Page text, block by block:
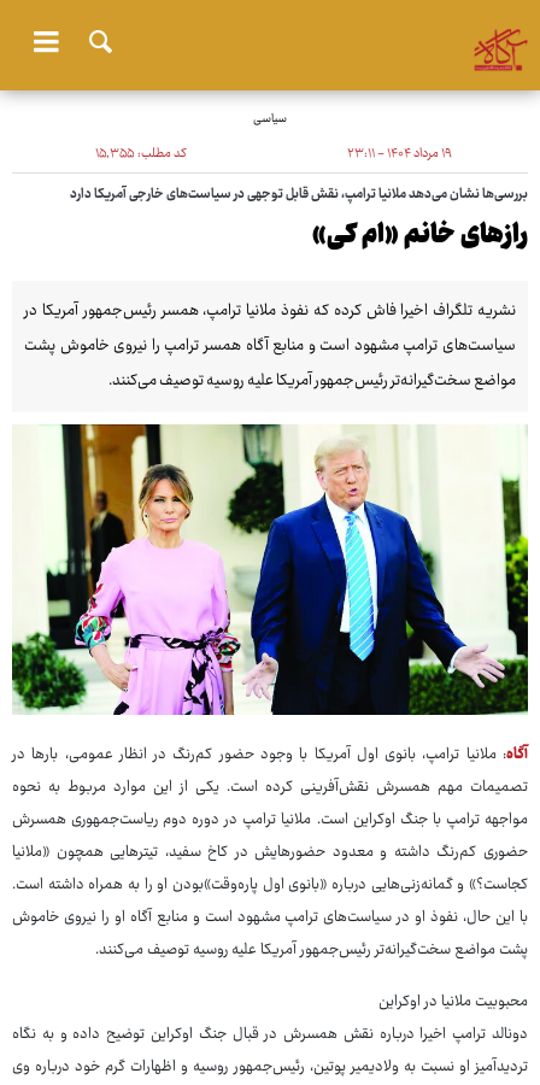
سیاسی
۱۹ مرداد ۱۴۰۴ - ۲۳:۱۱ کد مطلب:۱۵٬۳۵۵
بررسی‌ها نشان می‌دهد ملانیا ترامپ، نقش قابل توجهی در سیاست‌های خارجی آمریکا دارد
رازهای خانم «ام کی»
نشریه تلگراف اخیرا فاش کرده که نفوذ ملانیا ترامپ، همسر رئیس‌جمهور آمریکا در
سیاست‌های ترامپ مشهود است و منابع آگاه همسر ترامپ را نیروی خاموش پشت
مواضع سخت‌گیرانه‌تر رئیس‌جمهور آمریکا علیه روسیه توصیف می‌کنند.
آگاه: ملانیا ترامپ، بانوی اول آمریکا با وجود حضور کم‌رنگ در انظار عمومی، بارها در
تصمیمات مهم همسرش نقش‌آفرینی کرده است. یکی از این موارد مربوط به نحوه
مواجهه ترامپ با جنگ اوکراین است. ملانیا ترامپ در دوره دوم ریاست‌جمهوری همسرش
حضوری کم‌رنگ داشته و معدود حضورهایش در کاخ سفید، تیترهایی همچون «ملانیا
کجاست؟» و گمانه‌زنی‌هایی درباره «بانوی اول پاره‌وقت»بودن او را به همراه داشته است.
با این حال، نفوذ او در سیاست‌های ترامپ مشهود است و منابع آگاه او را نیروی خاموش
پشت مواضع سخت‌گیرانه‌تر رئیس‌جمهور آمریکا علیه روسیه توصیف می‌کنند.
محبوبیت ملانیا در اوکراین
دونالد ترامپ اخیرا درباره نقش همسرش در قبال جنگ اوکراین توضیح داده و به نگاه
تردیدآمیز او نسبت به ولادیمیر پوتین، رئیس‌جمهور روسیه و اظهارات گرم خود درباره وی